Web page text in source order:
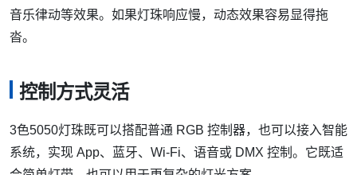
音乐律动等效果。如果灯珠响应慢，动态效果容易显得拖
沓。
控制方式灵活
3色5050灯珠既可以搭配普通 RGB 控制器，也可以接入智能
系统，实现 App、蓝牙、Wi-Fi、语音或 DMX 控制。它既适